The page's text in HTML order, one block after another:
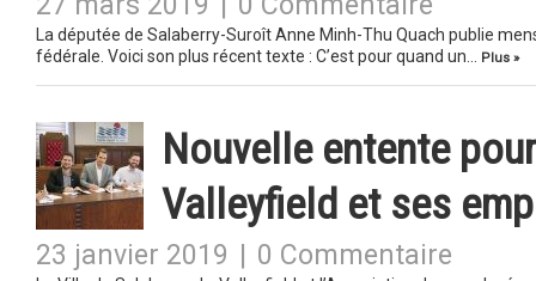
La députée de Salaberry-Suroît Anne Minh-Thu Quach publie
fédérale. Voici son plus récent texte : C’est pour quand un…
Plus »
Nouvelle entente
Valleyfield et ses
23 janvier 2019 0 Commentaire